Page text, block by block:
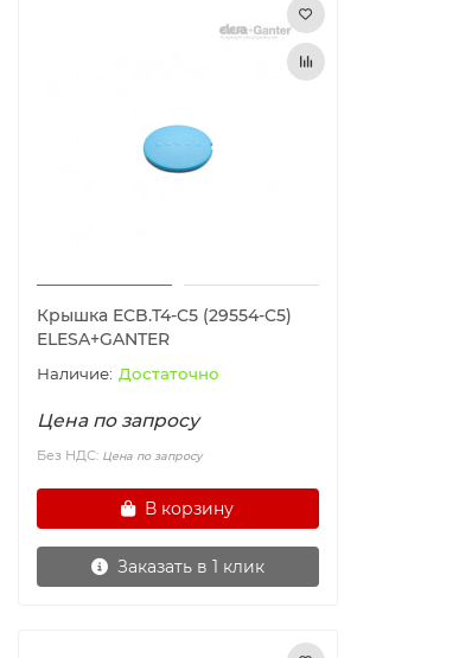
Крышка ECB.T4-C5 (29554-C5)
ELESA+GANTER
Достаточно
Цена по запросу
Без НДС: Цена по запросу
В корзину
Заказать в 1 клик